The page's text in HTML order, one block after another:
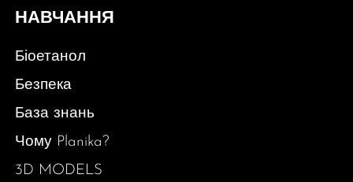
НАВЧАННЯ
Біоетанол
Безпека
База знань
Чому Planika?
3D MODELS